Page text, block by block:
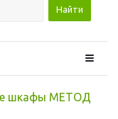
Найти
шкафы МЕТОД